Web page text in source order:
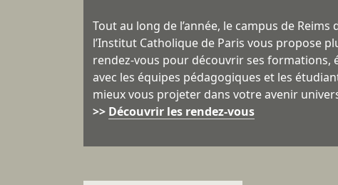
Tout au long de l’année, le campus de Reims
l’Institut Catholique de Paris vous propose
rendez-vous pour découvrir ses formations,
avec les équipes pédagogiques et les
mieux vous projeter dans votre avenir
>> Découvrir les rendez-vous